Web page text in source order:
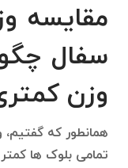
مقایسه
سفال
وزن
همانطور که